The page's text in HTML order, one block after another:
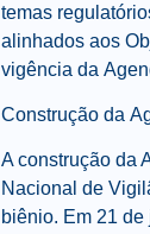
temas
alinhados aos
vigência da
Construção da
A construção da
Nacional de
biênio. Em 21